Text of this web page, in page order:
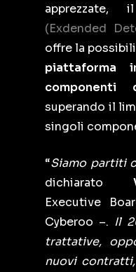
(Exdended
offre la
piattaforma
componenti
superando il
singoli
“Siamo partiti
dichiarato
Executive
Cyberoo –. Il
trattative,
nuovi